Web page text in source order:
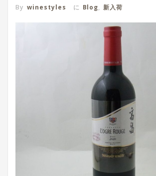
By winestyles に Blog, 新入荷